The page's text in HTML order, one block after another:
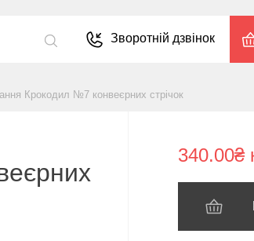
Зворотній дзвінок
Крокодил №7 конвеєрних стрічок
340.00₴